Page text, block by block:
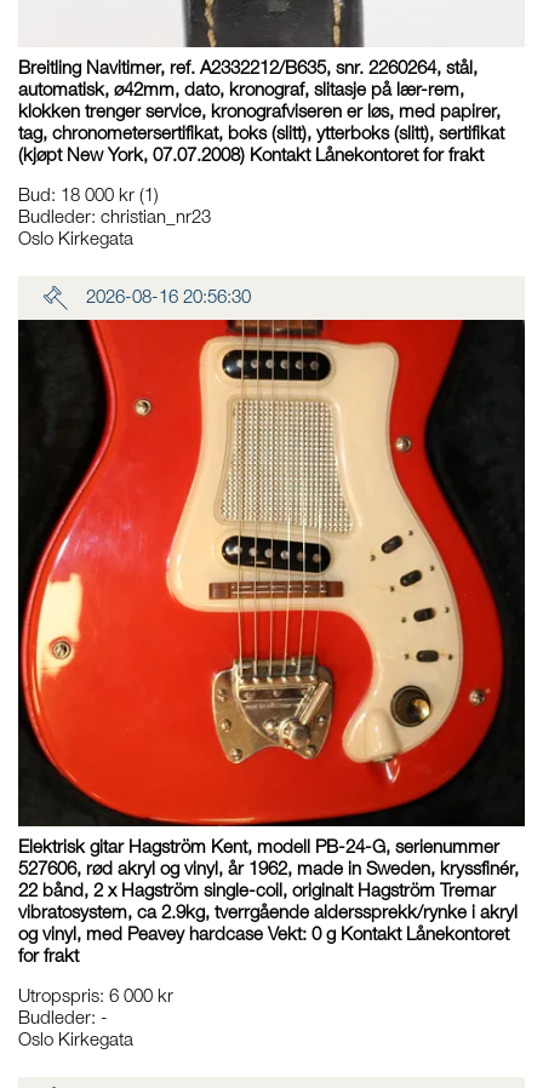
Breitling Navitimer, ref. A2332212/B635, snr. 2260264, stål,
automatisk, ø42mm, dato, kronograf, slitasje på lær-rem,
klokken trenger service, kronografviseren er løs, med papirer,
tag, chronometersertifikat, boks (slitt), ytterboks (slitt), sertifikat
(kjøpt New York, 07.07.2008) Kontakt Lånekontoret for frakt
Bud: 18 000 kr (1)
Budleder: christian_nr23
Oslo Kirkegata
2026-08-16 20:56:30
Elektrisk gitar Hagström Kent, modell PB-24-G, serienummer
527606, rød akryl og vinyl, år 1962, made in Sweden, kryssfinér,
22 bånd, 2 x Hagström single-coil, originalt Hagström Tremar
vibratosystem, ca 2.9kg, tverrgående alderssprekk/rynke i akryl
og vinyl, med Peavey hardcase Vekt: 0 g Kontakt Lånekontoret
for frakt
Utropspris: 6 000 kr
Budleder: -
Oslo Kirkegata